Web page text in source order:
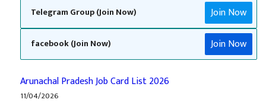
Telegram Group (Join Now) Join Now
facebook (Join Now) Join Now
Arunachal Pradesh Job Card List 2026
11/04/2026